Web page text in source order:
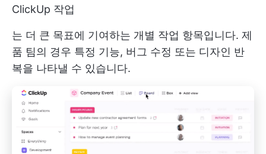
ClickUp 작업
는 더 큰 목표에 기여하는 개별 작업 항목입니다. 제
품 팀의 경우 특정 기능, 버그 수정 또는 디자인 반
복을 나타낼 수 있습니다.